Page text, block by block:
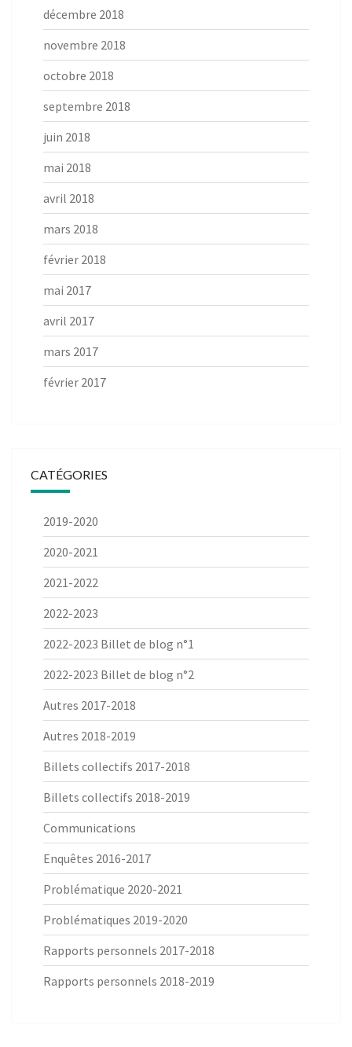
décembre 2018
novembre 2018
octobre 2018
septembre 2018
juin 2018
mai 2018
avril 2018
mars 2018
février 2018
mai 2017
avril 2017
mars 2017
février 2017
CATÉGORIES
2019-2020
2020-2021
2021-2022
2022-2023
2022-2023 Billet de blog n°1
2022-2023 Billet de blog n°2
Autres 2017-2018
Autres 2018-2019
Billets collectifs 2017-2018
Billets collectifs 2018-2019
Communications
Enquêtes 2016-2017
Problématique 2020-2021
Problématiques 2019-2020
Rapports personnels 2017-2018
Rapports personnels 2018-2019